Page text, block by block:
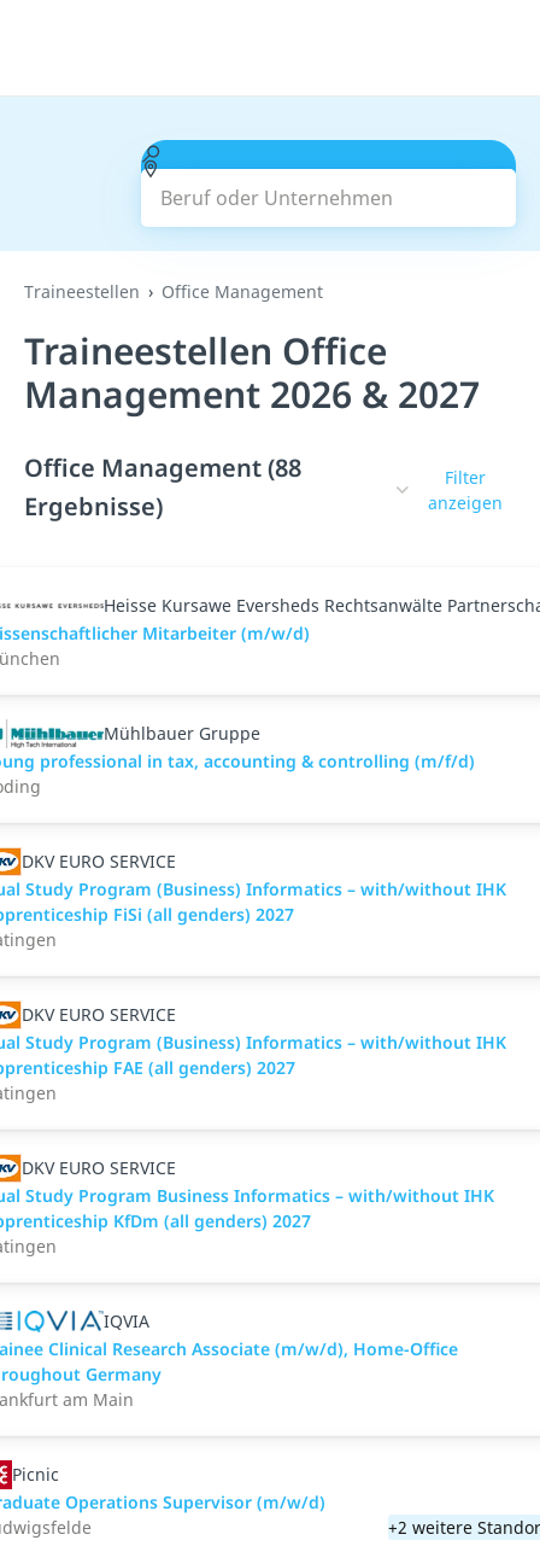
Beruf oder Unternehmen
Suchen
Traineestellen Office Management
Traineestellen Office
Management 2026 & 2027
Office Management (88
Ergebnisse)
Filter
anzeigen
Heisse Kursawe Eversheds Rechtsanwälte
Mitarbeiter (m/w/d)
Mühlbauer Gruppe
professional in tax, accounting & controlling (m/f/d)
DKV EURO SERVICE
Study Program (Business) Informatics – with/without IHK
FiSi (all genders) 2027
DKV EURO SERVICE
Study Program (Business) Informatics – with/without IHK
FAE (all genders) 2027
DKV EURO SERVICE
Study Program Business Informatics – with/without IHK
KfDm (all genders) 2027
IQVIA
Clinical Research Associate (m/w/d), Home-Office
Germany
am Main
Picnic
Operations Supervisor (m/w/d)
+2 weitere